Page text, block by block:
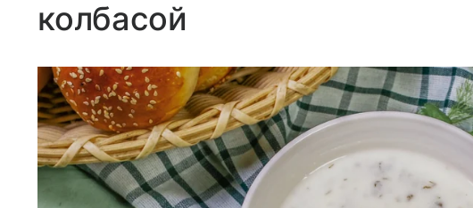
колбасой